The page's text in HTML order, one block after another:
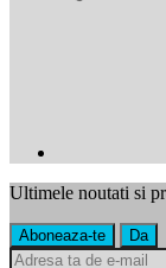
Ultimele noutati si